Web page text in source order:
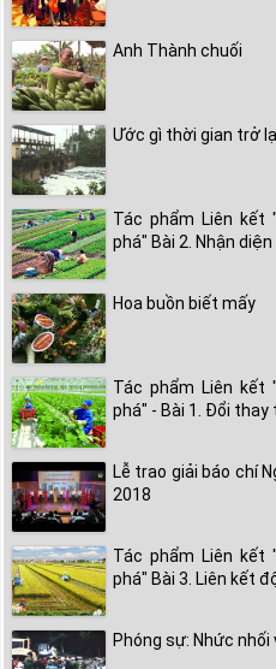
Anh Thành chuối
Ước gì thời gian trở
Tác phẩm Liên kết
phá" Bài 2. Nhận
Hoa buồn biết mấy
Tác phẩm Liên kết
phá" - Bài 1. Đổi
Lễ trao giải báo chí
2018
Tác phẩm Liên kết
phá" Bài 3. Liên kết
Phóng sự: Nhức